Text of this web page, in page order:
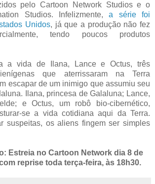
pelo Cartoon Network Studios e o
Studios. Infelizmente,a série foi
Unidos, já que a produção não fez
tendo poucos produtos
a vida de Ilana, Lance e Octus, três
que aterrissaram na Terra
escapar de um inimigo que assumiu seu
Ilana, princesa de Galaluna; Lance,
e Octus, um robô bio-cibernético,
se a vida cotidiana aqui da Terra.
suspeitas, os aliens fingem ser simples
Estreia no Cartoon Network dia 8 de
reprise toda terça-feira, às 18h30.